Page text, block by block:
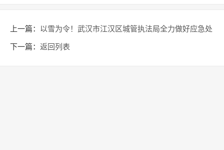
上一篇： 以雪为令！武汉市江汉区城管执法局全力做好应急处
置工作
下一篇： 返回列表